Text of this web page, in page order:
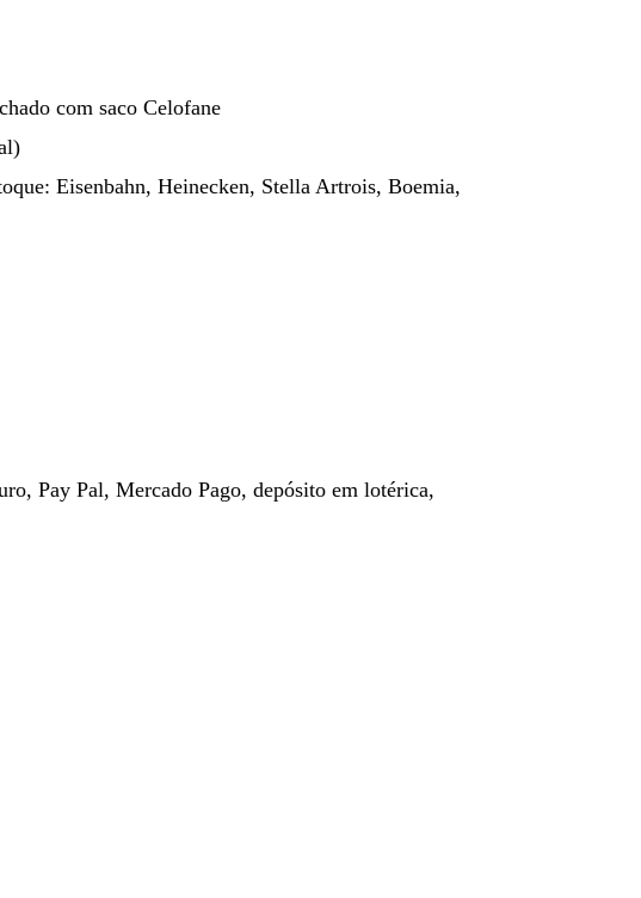
com saco Celofane
Eisenbahn, Heinecken, Stella Artrois, Boemia,
Pay Pal, Mercado Pago, depósito em lotérica,